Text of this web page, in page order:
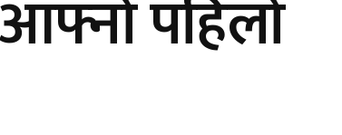
पहिलो